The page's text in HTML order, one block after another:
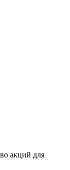
акций для